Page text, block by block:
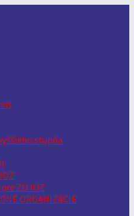
stupňa
ZO IOZ
ORGANIZÁCIE